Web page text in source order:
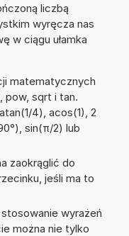
liczbą
wyręcza nas
w ciągu ułamka
matematycznych
pow, sqrt i tan.
4), acos(1), 2
sin(π/2) lub
zaokrąglić do
jeśli ma to
wyrażeń
można nie tylko